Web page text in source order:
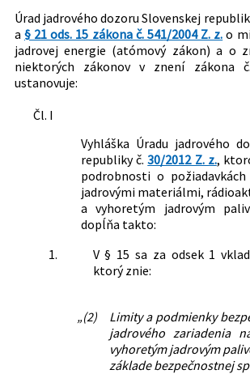
Úrad jadrového dozoru Slovenskej
a § 21 ods. 15 zákona č. 541/2004 Z. z. o
jadrovej energie (atómový zákon) a o
niektorých zákonov v znení zákona
ustanovuje:
Čl. I
Vyhláška Úradu jadrového
republiky č.30/2012 Z. z.,
podrobnosti o
jadrovými materiálmi,
a vyhoretým jadrovým
dopĺňa takto:
1.
V § 15 sa za odsek 1
ktorý znie:
„(2)
Limity a podmienky
jadrového zariadenia
vyhoretým jadrovým
základe bezpečnostnej